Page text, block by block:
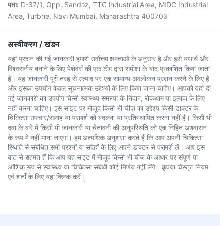
पता: D-37/1, Opp. Sandoz, TTC Industrial Area, MIDC Industrial
Area, Turbhe, Navi Mumbai, Maharashtra 400703
अस्वीकरण / खंडन
यहां प्रदान की गई जानकारी हमारी सर्वोत्तम क्षमताओं के अनुसार है और इसे यथार्थ और
विश्वसनीय बनाने के लिए पेशेवरों की एक टीम द्वारा समीक्षा के बाद प्रकाशित किया जाता
है। यह जानकारी पूरी तरह से उत्पाद पर एक सामान्य अवलोकन प्रदान करने के लिए है
और इसका उपयोग केवल सूचनात्मक उद्देश्यों के लिए किया जाना चाहिए। आपको यहां दी
गई जानकारी का उपयोग किसी स्वास्थ्य समस्या के निदान, रोकथाम या इलाज के लिए
नहीं करना चाहिए। इस साइट पर मौजूद किसी भी चीज़ का उद्देश्य किसी डाक्टर के
चिकित्सा उपचार/सलाह या परामर्श को बदलना या प्रतिस्थापित करना नहीं है। किसी भी
दवा के बारे में किसी भी जानकारी या चेतावनी की अनुपस्थिति को एक निहित आश्वासन
के रूप में नहीं माना जाएगा। हम अत्यधिक अनुशंसा करते हैं कि आप अपनी चिकित्सा
स्थिति से संबंधित सभी प्रश्नों या संदेहों के लिए अपने डाक्टर से परामर्श लें। आप इस
बात से सहमत हैं कि आप यह साइट में मौजूद किसी भी चीज़ के आधार पर संपूर्ण या
आंशिक रूप से स्वास्थ्य या चिकित्सा संबंधी कोई निर्णय नहीं लेंगे। कृपया विस्तृत नियम
एवं शर्तों के लिए यहांक्लिक करें।